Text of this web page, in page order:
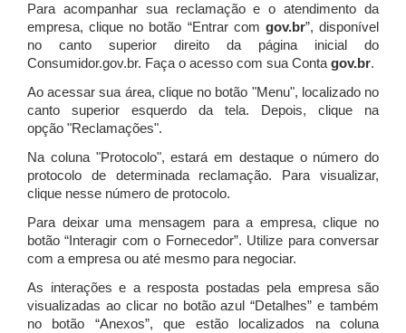
Para acompanhar sua reclamação e o atendimento da
empresa, clique no botão “Entrar com gov.br”, disponível
no canto superior direito da página inicial do
Consumidor.gov.br. Faça o acesso com sua Contagov.br.
Ao acessar sua área, clique no botão "Menu", localizado no
canto superior esquerdo da tela. Depois, clique na
opção "Reclamações".
Na coluna "Protocolo", estará em destaque o número do
protocolo de determinada reclamação. Para visualizar,
clique nesse número de protocolo.
Para deixar uma mensagem para a empresa, clique no
botão “Interagir com o Fornecedor”. Utilize para conversar
com a empresa ou até mesmo para negociar.
As interações e a resposta postadas pela empresa são
visualizadas ao clicar no botão azul “Detalhes” e também
no botão “Anexos”, que estão localizados na coluna